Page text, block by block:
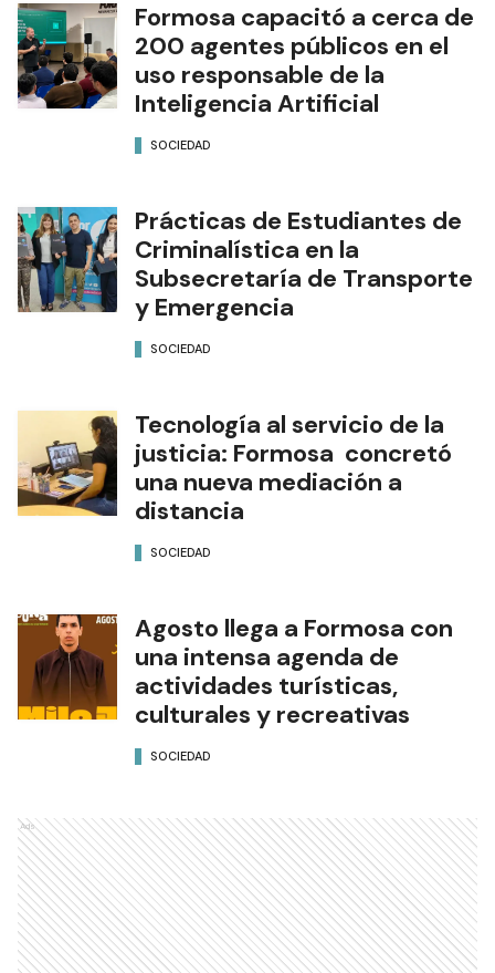
Formosa capacitó a cerca de
200 agentes públicos en el
uso responsable de la
Inteligencia Artificial
SOCIEDAD
Prácticas de Estudiantes de
Criminalística en la
Subsecretaría de Transporte
y Emergencia
SOCIEDAD
Tecnología al servicio de la
justicia: Formosa concretó
una nueva mediación a
distancia
SOCIEDAD
Agosto llega a Formosa con
una intensa agenda de
actividades turísticas,
culturales y recreativas
SOCIEDAD
Ads